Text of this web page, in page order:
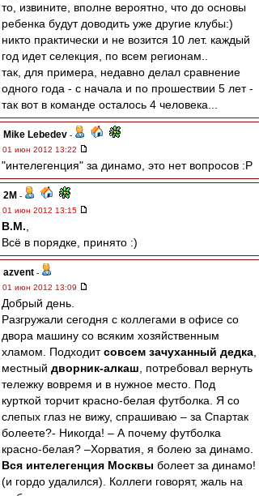
то, извините, вполне вероятно, что до основы
ребенка будут доводить уже другие клубы:)
никто практически и не возится 10 лет. каждый
год идет селекция, по всем регионам..
так, для примера, недавно делал сравнение
одного года - с начала и по прошествии 5 лет -
так вот в команде осталось 4 человека...
Mike Lebedev -
01 июн 2012 13:22
"интелегенция" за динамо, это нет вопросов :P
2M -
01 июн 2012 13:15
В.М.
Всё в порядке, принято :)
azvent -
01 июн 2012 13:09
Добрый день.
Разгружали сегодня с коллегами в офисе со
двора машину со всяким хозяйственным
хламом. Подходитсовсем зачуханный дедка
местный дворник-алкаш , потребовал вернуть
тележку вовремя и в нужное место. Под
курткой торчит красно-белая футболка. Я со
слепых глаз не вижу, спрашиваю – за Спартак
болеете?- Никогда! – А почему футболка
красно-белая? –Хорватия, я болею за динамо.
Вся интелегенция Москвы болеет за динамо!
(и гордо удалился). Коллеги говорят, жаль на